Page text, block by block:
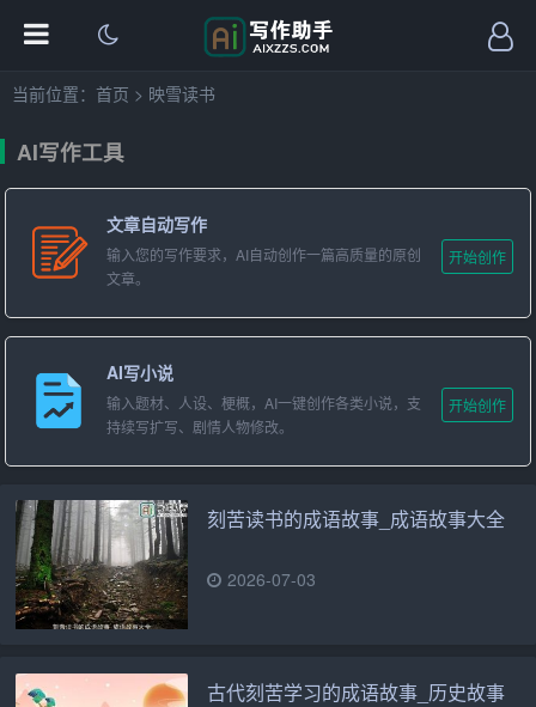
当前位置： 首页 > 映雪读书
AI写作工具
文章自动写作
输入您的写作要求，AI自动创作一篇高质量的原创
文章。
开始创作
AI写小说
输入题材、人设、梗概，AI一键创作各类小说，支
持续写扩写、剧情人物修改。
开始创作
刻苦读书的成语故事_成语故事大全
2026-07-03
古代刻苦学习的成语故事_历史故事